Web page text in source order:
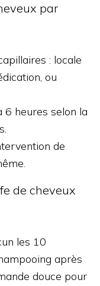
par
: locale
ou
6 heures selon la
de
de cheveux
les 10
après
douce pour